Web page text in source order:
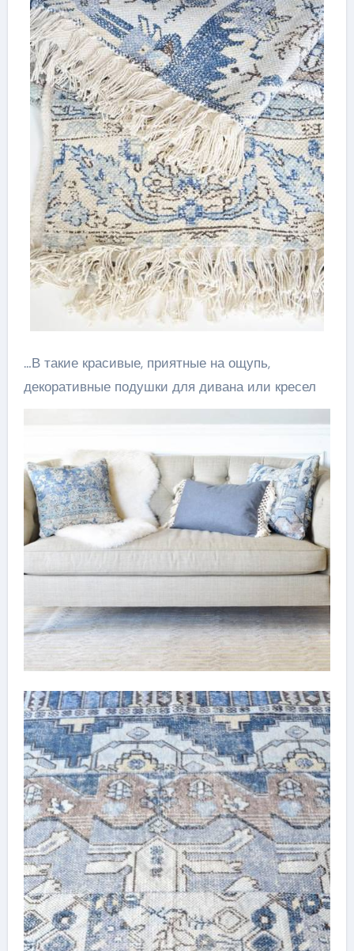
…В такие красивые, приятные на ощупь,
декоративные подушки для дивана или кресел